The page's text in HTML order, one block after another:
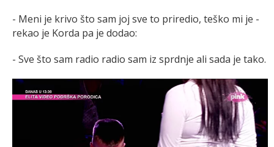
- Meni je krivo što sam joj sve to priredio, teško mi je -
rekao je Korda pa je dodao:
- Sve što sam radio radio sam iz sprdnje ali sada je tako.